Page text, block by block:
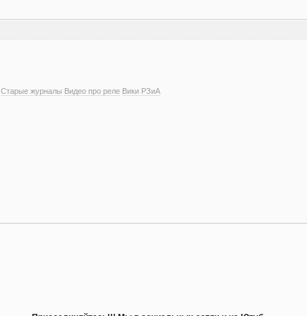
Старые журналы Видео про реле Вики РЗиА